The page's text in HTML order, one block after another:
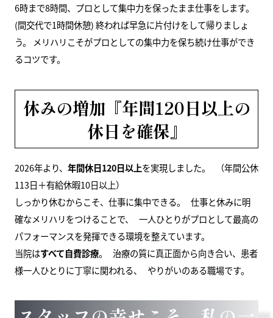
6時まで8時間、プロとして集中力を保ったまま仕事をします。
(間交代で1時間休憩) 終われば早急に片付けをして帰りましょ
う。 メリハリこそがプロとしての集中力を保ち続け仕事ができ
るコツです。
休みの増加『年間120日以上の
休日を確保』
2026年より、 年間休日120日以上を実現しました。 （年間公休
113日＋有給休暇10日以上）
しっかり休むからこそ、仕事に集中できる。 仕事と休みに明
確なメリハリをつけることで、 一人ひとりがプロとして最高の
パフォーマンスを発揮できる環境を整えています。
当院はすべて自費診療。 治療の質に真正面から向き合い、患者
様一人ひとりに丁寧に関われる、 やりがいのある職場です。